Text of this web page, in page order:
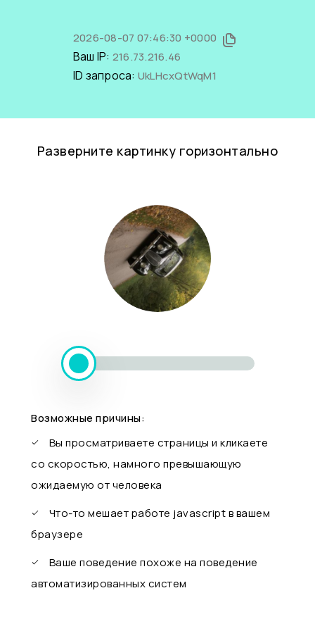
2026-08-07 07:46:30 +0000
Ваш IP: 216.73.216.46
ID запроса: UkLHcxQtWqM1
Разверните картинку горизонтально
Возможные причины:
Вы просматриваете страницы и кликаете
со скоростью, намного превышающую
ожидаемую от человека
Что-то мешает работе javascript в вашем
браузере
Ваше поведение похоже на поведение
автоматизированных систем